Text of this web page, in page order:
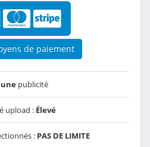
de paiement
publicité
upload : Élevé
: PAS DE LIMITE